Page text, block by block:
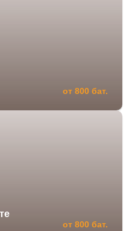
от 800 бат.
от 800 бат.